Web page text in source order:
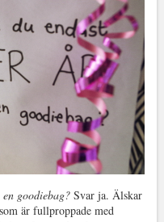
goodiebag? Svar ja. Älskar
är fullproppade med